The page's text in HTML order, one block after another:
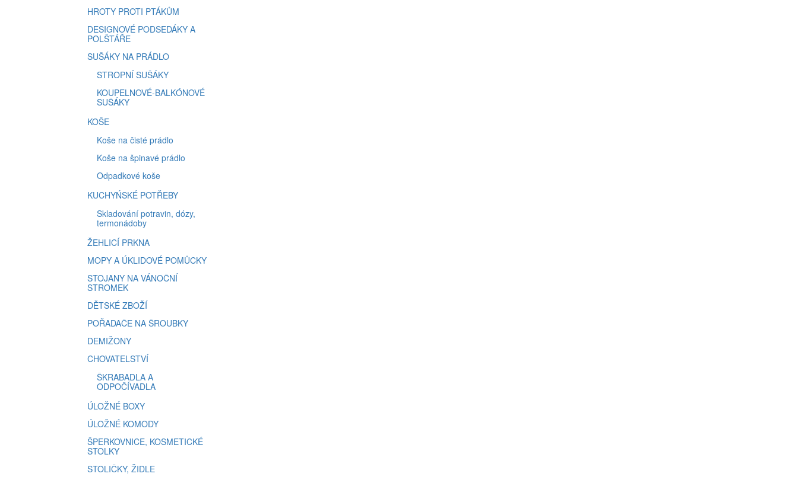
HROTY PROTI PTÁKŮM
DESIGNOVÉ PODSEDÁKY A
POLŠTÁŘE
SUŠÁKY NA PRÁDLO
STROPNÍ SUŠÁKY
KOUPELNOVÉ-BALKÓNOVÉ
SUŠÁKY
KOŠE
Koše na čisté prádlo
Koše na špinavé prádlo
Odpadkové koše
KUCHYŃSKÉ POTŘEBY
Skladování potravin, dózy,
termonádoby
ŽEHLICÍ PRKNA
MOPY A ÚKLIDOVÉ POMŮCKY
STOJANY NA VÁNOČNÍ
STROMEK
DĚTSKÉ ZBOŽÍ
POŘADAČE NA ŠROUBKY
DEMIŽONY
CHOVATELSTVÍ
ŠKRABADLA A
ODPOČÍVADLA
ÚLOŽNÉ BOXY
ÚLOŽNÉ KOMODY
ŠPERKOVNICE, KOSMETICKÉ
STOLKY
STOLIČKY, ŽIDLE